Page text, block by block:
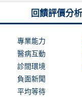
回饋評價分析
專業能力
醫病互動
診間環境
負面新聞
平均等待